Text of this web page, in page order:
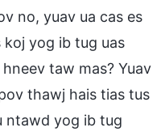
no, yuav ua cas es
yog ib tug uas
taw mas? Yuav
thawj hais tias tus
ntawd yog ib tug